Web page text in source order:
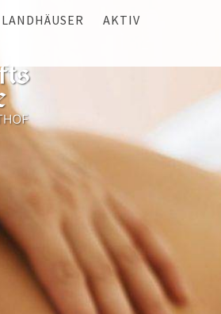
LANDHÄUSER
CHALET HAUSERBERG
LANDHAUS GSCHWANDTNER
GSCHWANDTNER HÜTT’N
AKTIV
FAMILIE & ABENTEUER